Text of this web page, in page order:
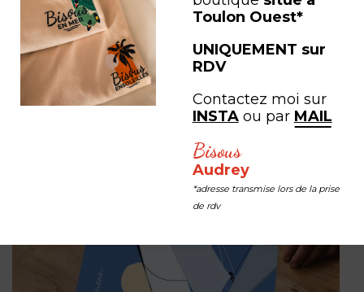
Toulon Ouest*
UNIQUEMENT sur
RDV
Contactez moi sur
INSTAou par MAIL
Bisous
Audrey
*adresse transmise lors de la prise
de rdv